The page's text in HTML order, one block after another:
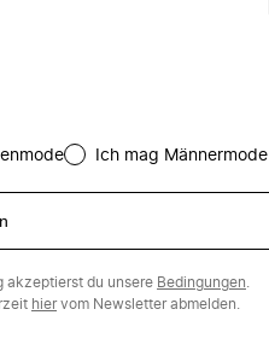
Ich mag Männermode
akzeptierst du unsere Bedingungen
hiervom Newsletter abmelden.